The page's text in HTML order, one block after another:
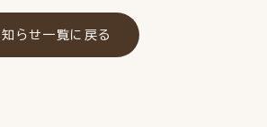
知らせ一覧に戻る